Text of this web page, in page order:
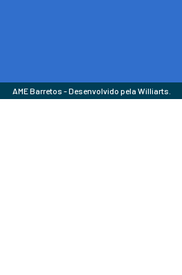
AME Barretos - Desenvolvido pela Williarts.